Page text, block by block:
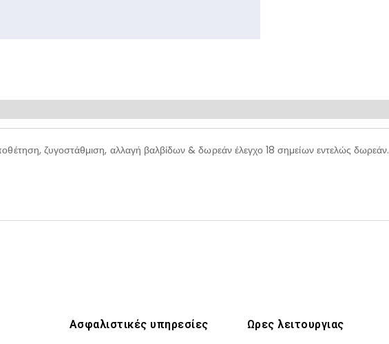
ζυγοστάθμιση, αλλαγή βαλβίδων & δωρεάν έλεγχο 18 σημείων εντελώς δωρεάν.
Ασφαλιστικές υπηρεσίες Ωρες λειτουργιας